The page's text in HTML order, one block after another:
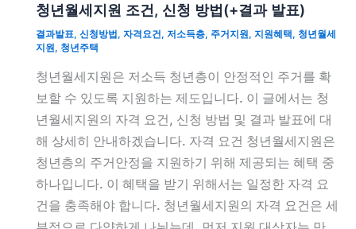
청년월세지원 조건, 신청 방법(+결과 발표)
결과발표, 신청방법 , 자격요건, 저소득층, 주거지원, 지원혜택, 청년월세
지원, 청년주택
청년월세지원은 저소득 청년층이 안정적인 주거를 확
보할 수 있도록 지원하는 제도입니다. 이 글에서는 청
년월세지원의 자격 요건, 신청 방법 및 결과 발표에 대
해 상세히 안내하겠습니다. 자격 요건 청년월세지원은
청년층의 주거안정을 지원하기 위해 제공되는 혜택 중
하나입니다. 이 혜택을 받기 위해서는 일정한 자격 요
건을 충족해야 합니다. 청년월세지원의 자격 요건은 세